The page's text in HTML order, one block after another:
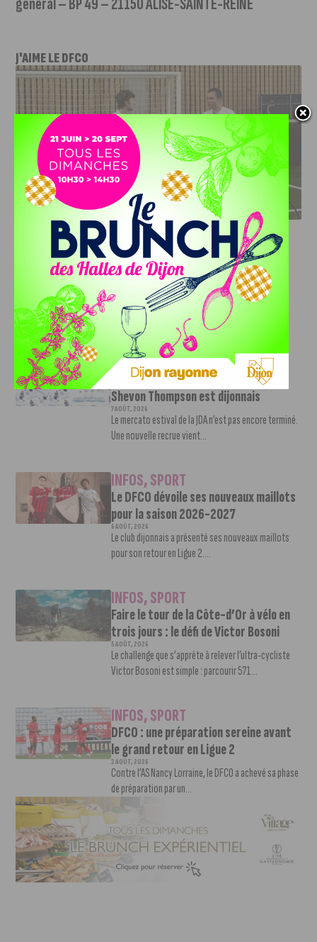
J'AIME LE DFCO
DFCO : RENCONTRE AVEC PIERRE-HENRI DEBALLON,
L’ARTISAN DE LA MONTÉE EN LIGUE 2
INFOS,SPORT
DFCO : Rencontre avec Pierre-Henri
Deballon, l’artisan de la montée en
Ligue 2
Le DFCO est de retour en Ligue 2 après trois ans
d’absence. La saison...
INFOS,SPORT
Nouvelle arrivée à la JDA Basket,
Shevon Thompson est dijonnais
7 AOÛT, 2026
Le mercato estival de la JDA n’est pas encore terminé.
Une nouvelle recrue vient...
INFOS,SPORT
Le DFCO dévoile ses nouveaux maillots
pour la saison 2026-2027
6 AOÛT, 2026
Le club dijonnais a présenté ses nouveaux maillots
pour son retour en Ligue 2....
INFOS,SPORT
Faire le tour de la Côte-d’Or à vélo en
trois jours : le défi de Victor Bosoni
5 AOÛT, 2026
Le challenge que s’apprête à relever l’ultra-cycliste
Victor Bosoni est simple : parcourir 571...
INFOS,SPORT
DFCO : une préparation sereine avant
le grand retour en Ligue 2
3 AOÛT, 2026
Contre l’AS Nancy Lorraine, le DFCO a achevé sa phase
de préparation par un...